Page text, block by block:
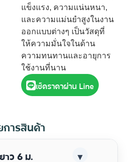
แข็งแรง, ความแน่นหนา,
และความแม่นยำสูงในงาน
ออกแบบต่างๆ เป็นวัสดุที่
ให้ความมั่นใจในด้าน
ความทนทานและอายุการ
ใช้งานที่นาน
เช็คราคาผ่าน Line
การสินค้า
าว 6 ม. ▾